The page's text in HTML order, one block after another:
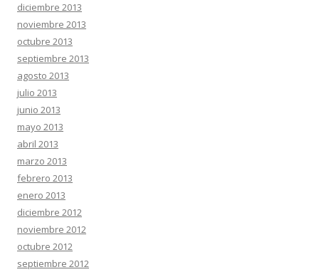
diciembre 2013
noviembre 2013
octubre 2013
septiembre 2013
agosto 2013
julio 2013
junio 2013
mayo 2013
abril 2013
marzo 2013
febrero 2013
enero 2013
diciembre 2012
noviembre 2012
octubre 2012
septiembre 2012